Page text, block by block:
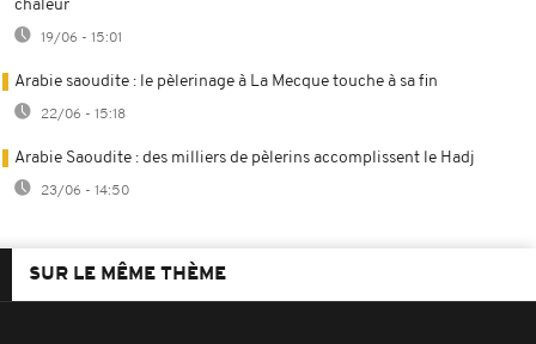
chaleur
19/06 - 15:01
Arabie saoudite : le pèlerinage à La Mecque touche à sa fin
22/06 - 15:18
Arabie Saoudite : des milliers de pèlerins accomplissent le Hadj
23/06 - 14:50
SUR LE MÊME THÈME